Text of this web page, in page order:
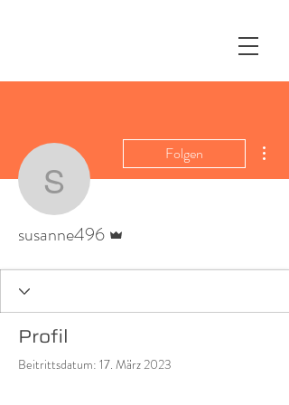
susanne496
Folgen
susanne496
Profil
Beitrittsdatum: 17. März 2023